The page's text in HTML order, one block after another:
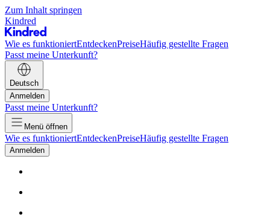
Zum Inhalt springen
Kindred
Wie es funktioniertEntdeckenPreiseHäufig gestellte Fragen
Passt meine Unterkunft?
Deutsch
Anmelden
Passt meine Unterkunft?
Menü öffnen
Wie es funktioniertEntdeckenPreiseHäufig gestellte Fragen
Anmelden